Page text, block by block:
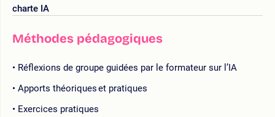
charte IA
Méthodes pédagogiques
Réflexions de groupe guidées par le formateur sur l’IA
Apports théoriques et pratiques
Exercices pratiques